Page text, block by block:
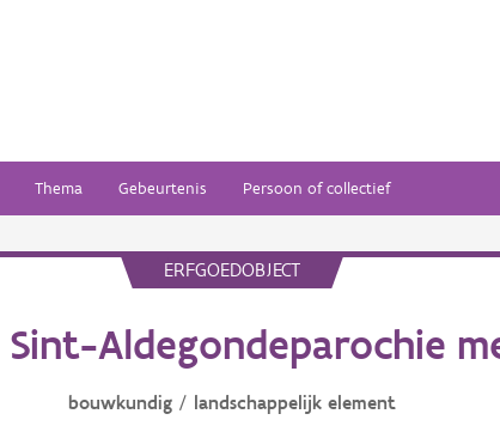
Thema Gebeurtenis Persoon of collectief
ERFGOEDOBJECT
Sint-Aldegondeparochie
bouwkundig/ landschappelijk element